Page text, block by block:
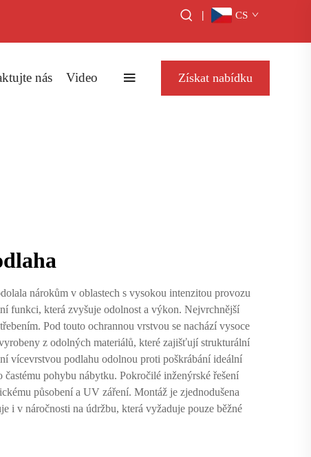
| CS
nás Video Získat nabídku
nárokům v oblastech s vysokou intenzitou provozu
funkci, která zvyšuje odolnost a výkon. Nejvrchnější
Pod touto ochrannou vrstvou se nachází vysoce
z odolných materiálů, které zajišťují strukturální
vícevrstvou podlahu odolnou proti poškrábání ideální
pohybu nábytku. Pokročilé inženýrské řešení
působení a UV záření. Montáž je zjednodušena
i v náročnosti na údržbu, která vyžaduje pouze běžné